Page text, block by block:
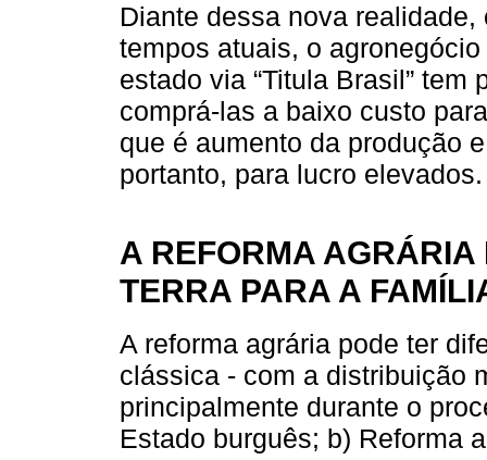
Diante dessa nova
tempos atuais, o
estado via “Titula Brasil”
comprá-las a baixo custo
que é aumento da produção
portanto, para lucro elevados.
A REFORMA
TERRA PARA A
A reforma agrária pode ter
clássica - com a distribuição
principalmente durante o
Estado burguês; b) Reforma